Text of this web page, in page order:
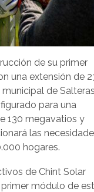
de su primer
una extensión de
de
para una
130 megavatios y
las
hogares.
de Chint Solar
módulo de